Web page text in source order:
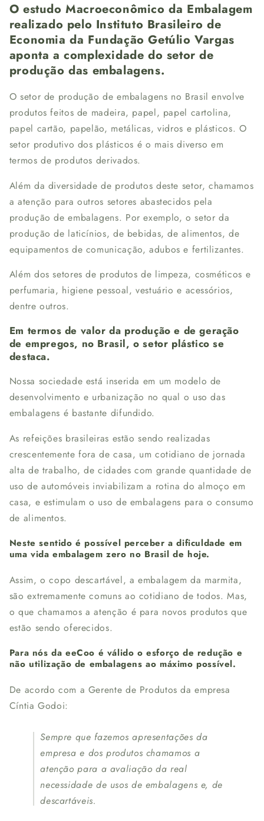
O estudo Macroeconômico da Embalagem
realizado pelo Instituto Brasileiro de
Economia da Fundação Getúlio Vargas
aponta a complexidade do setor de
produção das embalagens.
O setor de produção de embalagens no Brasil envolve
produtos feitos de madeira, papel, papel cartolina,
papel cartão, papelão, metálicas, vidros e plásticos. O
setor produtivo dos plásticos é o mais diverso em
termos de produtos derivados.
Além da diversidade de produtos deste setor, chamamos
a atenção para outros setores abastecidos pela
produção de embalagens. Por exemplo, o setor da
produção de laticínios, de bebidas, de alimentos, de
equipamentos de comunicação, adubos e fertilizantes.
Além dos setores de produtos de limpeza, cosméticos e
perfumaria, higiene pessoal, vestuário e acessórios,
dentre outros.
Em termos de valor da produção e de geração
de empregos, no Brasil, o setor plástico se
destaca.
Nossa sociedade está inserida em um modelo de
desenvolvimento e urbanização no qual o uso das
embalagens é bastante difundido.
As refeições brasileiras estão sendo realizadas
crescentemente fora de casa, um cotidiano de jornada
alta de trabalho, de cidades com grande quantidade de
uso de automóveis inviabilizam a rotina do almoço em
casa, e estimulam o uso de embalagens para o consumo
de alimentos.
Neste sentido é possível perceber a dificuldade em
uma vida embalagem zero no Brasil de hoje.
Assim, o copo descartável, a embalagem da marmita,
são extremamente comuns ao cotidiano de todos. Mas,
o que chamamos a atenção é para novos produtos que
estão sendo oferecidos.
Para nós da eeCoo é válido o esforço de redução e
não utilização de embalagens ao máximo possível.
De acordo com a Gerente de Produtos da empresa
Cíntia Godoi:
Sempre que fazemos apresentações da
empresa e dos produtos chamamos a
atenção para a avaliação da real
necessidade de usos de embalagens e, de
descartáveis.